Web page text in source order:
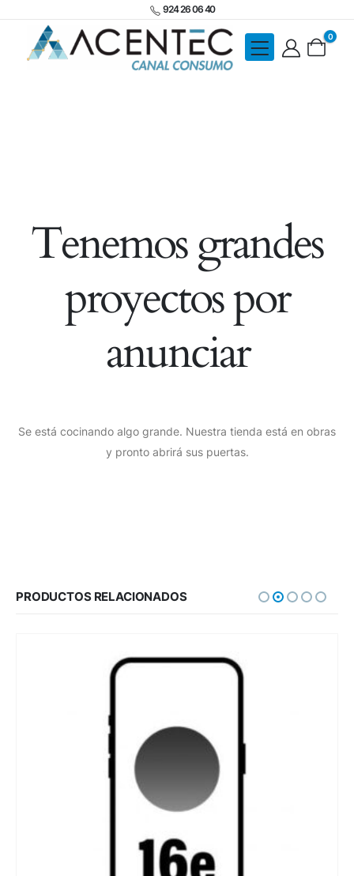
924 26 06 40
0
Tenemos grandes
proyectos por
anunciar
Se está cocinando algo grande. Nuestra tienda está en obras
y pronto abrirá sus puertas.
PRODUCTOS RELACIONADOS